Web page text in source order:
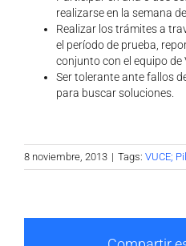
realizarse en la semana
Realizar los trámites a
el período de prueba,
conjunto con el equipo de
Ser tolerante ante fallos
para buscar soluciones.
8 noviembre, 2013 | Tags: VUCE;